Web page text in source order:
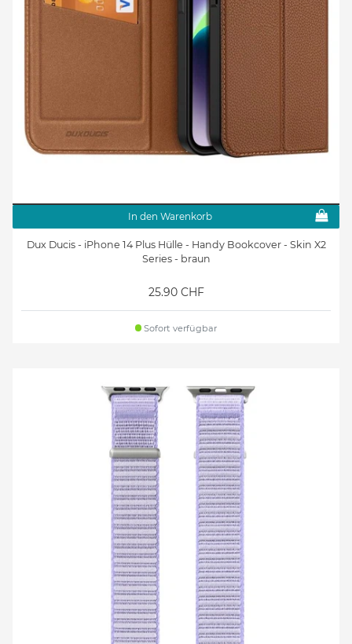
In den Warenkorb
Dux Ducis - iPhone 14 Plus Hülle - Handy Bookcover - Skin X2
Series - braun
25.90 CHF
Sofort verfügbar